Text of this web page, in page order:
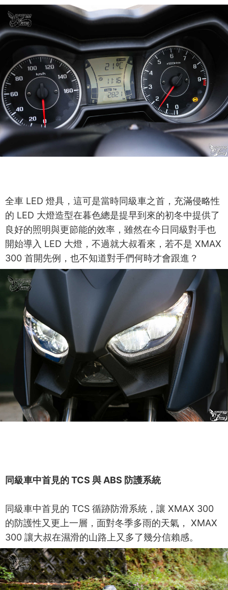
全車 LED 燈具，這可是當時同級車之首，充滿侵略性
的 LED 大燈造型在暮色總是提早到來的初冬中提供了
良好的照明與更節能的效率，雖然在今日同級對手也
開始導入 LED 大燈，不過就大叔看來，若不是 XMAX
300 首開先例，也不知道對手們何時才會跟進？
同級車中首見的 TCS 與 ABS 防護系統
同級車中首見的 TCS 循跡防滑系統，讓 XMAX 300
的防護性又更上一層，面對冬季多雨的天氣， XMAX
300 讓大叔在濕滑的山路上又多了幾分信賴感。